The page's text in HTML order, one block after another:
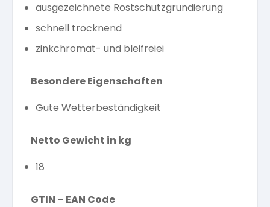
ausgezeichnete Rostschutzgrundierung
schnell trocknend
zinkchromat- und bleifreiei
Besondere Eigenschaften
Gute Wetterbeständigkeit
Netto Gewicht in kg
18
GTIN – EAN Code